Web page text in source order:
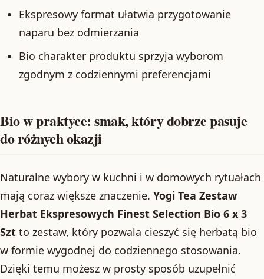
Ekspresowy format ułatwia przygotowanie
naparu bez odmierzania
Bio charakter produktu sprzyja wyborom
zgodnym z codziennymi preferencjami
Bio w praktyce: smak, który dobrze pasuje
do różnych okazji
Naturalne wybory w kuchni i w domowych rytuałach
mają coraz większe znaczenie. Yogi Tea Zestaw
Herbat Ekspresowych Finest Selection Bio 6 x 3
Szt to zestaw, który pozwala cieszyć się herbatą bio
w formie wygodnej do codziennego stosowania.
Dzięki temu możesz w prosty sposób uzupełnić